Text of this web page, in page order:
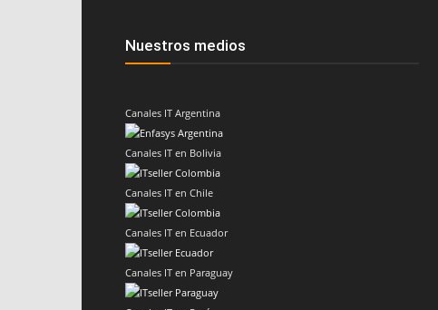
Nuestros medios
Canales IT Argentina
Canales IT en Bolivia
Canales IT en Chile
Canales IT en Ecuador
Canales IT en Paraguay